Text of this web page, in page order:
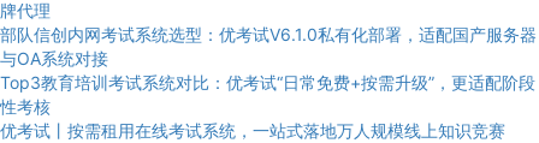
牌代理
部队信创内网考试系统选型：优考试V6.1.0私有化部署，适配国产服务器
与OA系统对接
Top3教育培训考试系统对比：优考试“日常免费+按需升级”，更适配阶段
性考核
优考试丨按需租用在线考试系统，一站式落地万人规模线上知识竞赛